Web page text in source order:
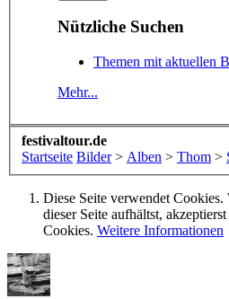
Nützliche Suchen
Themen mit aktuellen
Mehr...
festivaltour.de
Startseite Bilder > Alben > Thom >
Diese Seite verwendet
dieser Seite aufhältst,
Cookies. Weitere Informationen